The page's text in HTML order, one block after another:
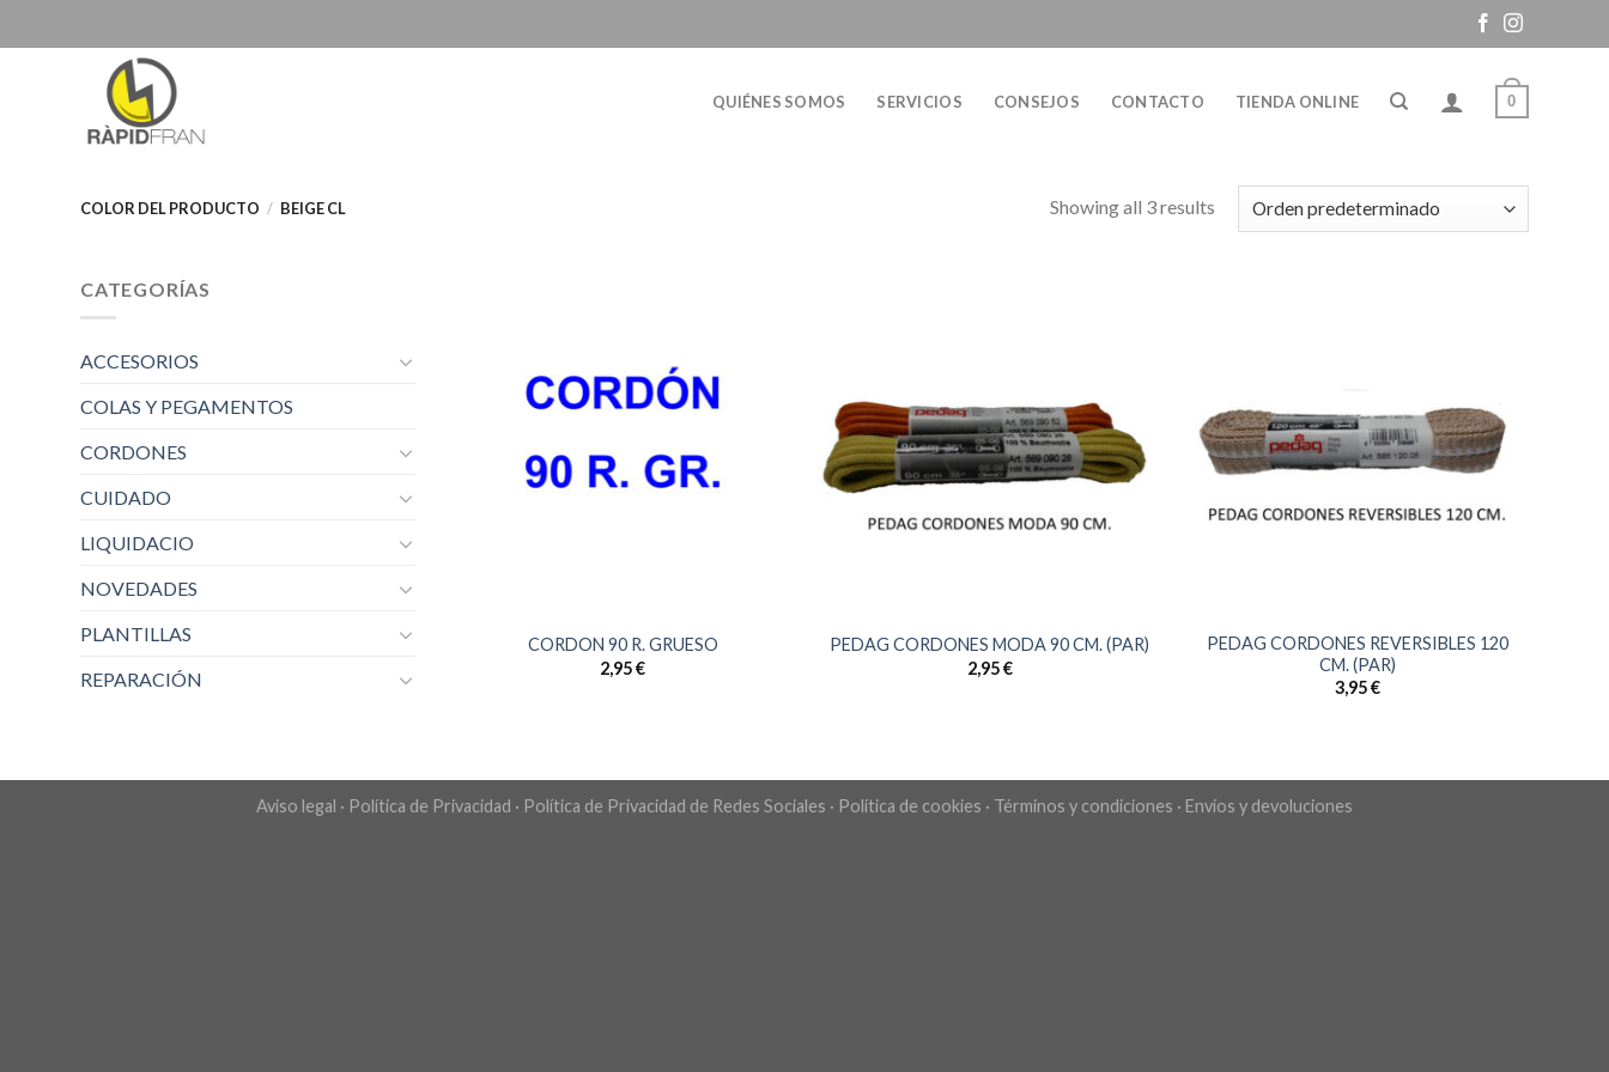
to
QUIÉNES SOMOS SERVICIOS CONSEJOS CONTACTO TIENDA ONLINE 0
COLOR DEL PRODUCTO / BEIGE CL Showing all 3 results
CATEGORÍAS
ACCESORIOS
COLAS Y PEGAMENTOS
CORDONES
CUIDADO
LIQUIDACIO
NOVEDADES
PLANTILLAS
REPARACIÓN
CORDON 90 R. GRUESO
2,95€
PEDAG CORDONES MODA 90 CM. (PAR)
2,95€
PEDAG CORDONES REVERSIBLES 120
CM. (PAR)
3,95€
Aviso legal · Política de Privacidad · Política de Privacidad de Redes Sociales · Política de cookies · Términos y condiciones · Envíos y devoluciones